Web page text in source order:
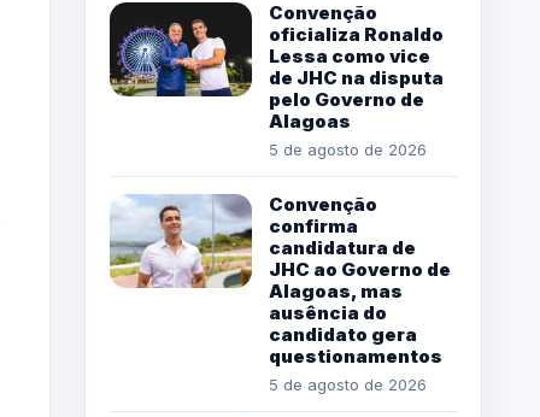
Convenção
oficializa Ronaldo
Lessa como vice
de JHC na disputa
pelo Governo de
Alagoas
5 de agosto de 2026
Convenção
confirma
candidatura de
JHC ao Governo de
Alagoas, mas
ausência do
candidato gera
questionamentos
5 de agosto de 2026